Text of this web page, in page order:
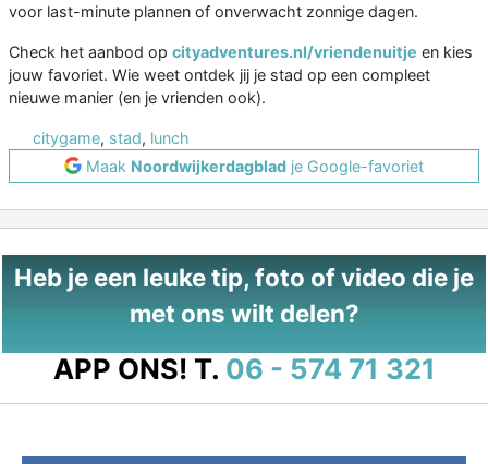
voor last-minute plannen of onverwacht zonnige dagen.
Check het aanbod op cityadventures.nl/vriendenuitje en kies
jouw favoriet. Wie weet ontdek jij je stad op een compleet
nieuwe manier (en je vrienden ook).
citygame, stad, lunch
Maak Noordwijkerdagblad je Google-favoriet
Heb je een leuke tip, foto of video die je
met ons wilt delen?
APP ONS! T. 06 - 574 71 321